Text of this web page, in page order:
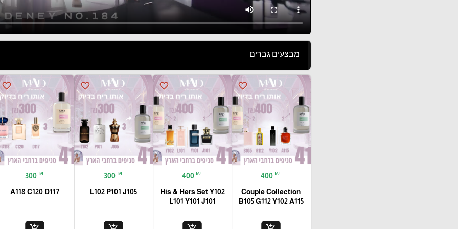
מבצעים גברים
favorite_border
400 ₪
Couple Collection
B105 G112 Y102 A115
favorite_border
400 ₪
His & Hers Set Y102
L101 Y101 J101
favorite_border
300 ₪
L102 P101 J105
favorite_border
300 ₪
A118 C120 D117